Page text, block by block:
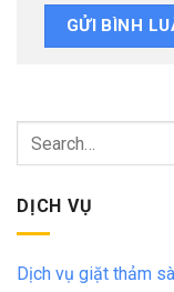
DỊCH VỤ
Dịch vụ giặt thảm